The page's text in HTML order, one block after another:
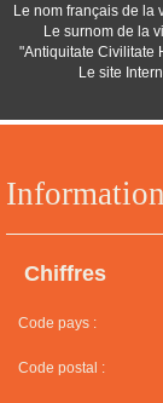
Chiffres
Code pays :
Code postal :
Le nom français de la
Le surnom de la
"Antiquitate Civilitate
Le site